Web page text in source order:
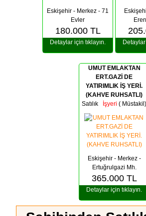
Eskişehir - Merkez - 71
Evler
180.000 TL
Detaylar için tıklayın. Detaylar
UMUT EMLAKTAN
ERT.GAZİ DE
YATIRIMLIK İŞ YERİ.
(KAHVE RUHSATLI)
Satılık İşyeri ( Müstakil)
Eskişehir - Merkez -
Ertuğrulgazi Mh.
365.000 TL
Detaylar için tıklayın.